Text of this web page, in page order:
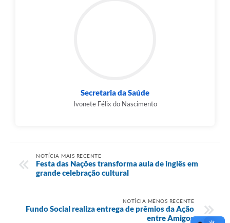
Secretaria da Saúde
Ivonete Félix do Nascimento
NOTÍCIA MAIS RECENTE
Festa das Nações transforma aula de inglês em
grande celebração cultural
NOTÍCIA MENOS RECENTE
Fundo Social realiza entrega de prêmios da Ação
entre Amigos